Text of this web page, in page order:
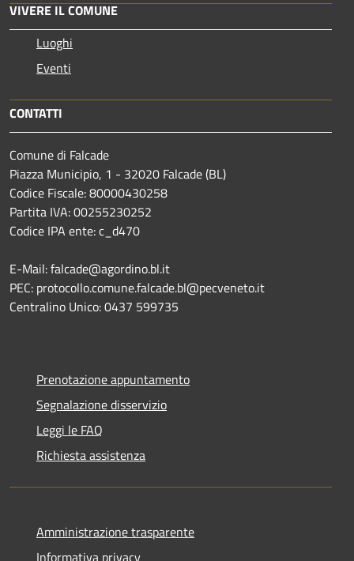
VIVERE IL COMUNE
Luoghi
Eventi
CONTATTI
Comune di Falcade
Piazza Municipio, 1 - 32020 Falcade (BL)
Codice Fiscale: 80000430258
Partita IVA: 00255230252
Codice IPA ente: c_d470
E-Mail: falcade@agordino.bl.it
PEC: protocollo.comune.falcade.bl@pecveneto.it
Centralino Unico: 0437 599735
Prenotazione appuntamento
Segnalazione disservizio
Leggi le FAQ
Richiesta assistenza
Amministrazione trasparente
Informativa privacy